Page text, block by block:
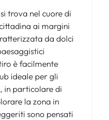
trova nel cuore di
ai margini
da dolci
è facilmente
ideale per gli
in particolare di
la zona in
sono pensati